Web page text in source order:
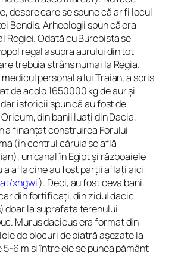
despre care se spune că ar fi locul
Bendis. Arheologii spun că era
Regiei. Odată cu Burebista se
regal asupra aurului din tot
trebuia strâns numai la Regia.
personal a lui Traian, a scris
de acolo 1650000 kg de aur și
istoricii spun că au fost de
din banii luați din Dacia,
a finanțat construirea Forului
(în centrul căruia se află
un canal în Egipt și războaiele
afla cine au fost parții aflați aici:
xhgwi). Deci, au fost ceva bani.
din fortificați, din zidul dacic
doar la suprafața terenului
Murus dacicus era format din
de blocuri de piatră așezate la
5-6 m și între ele se punea pământ